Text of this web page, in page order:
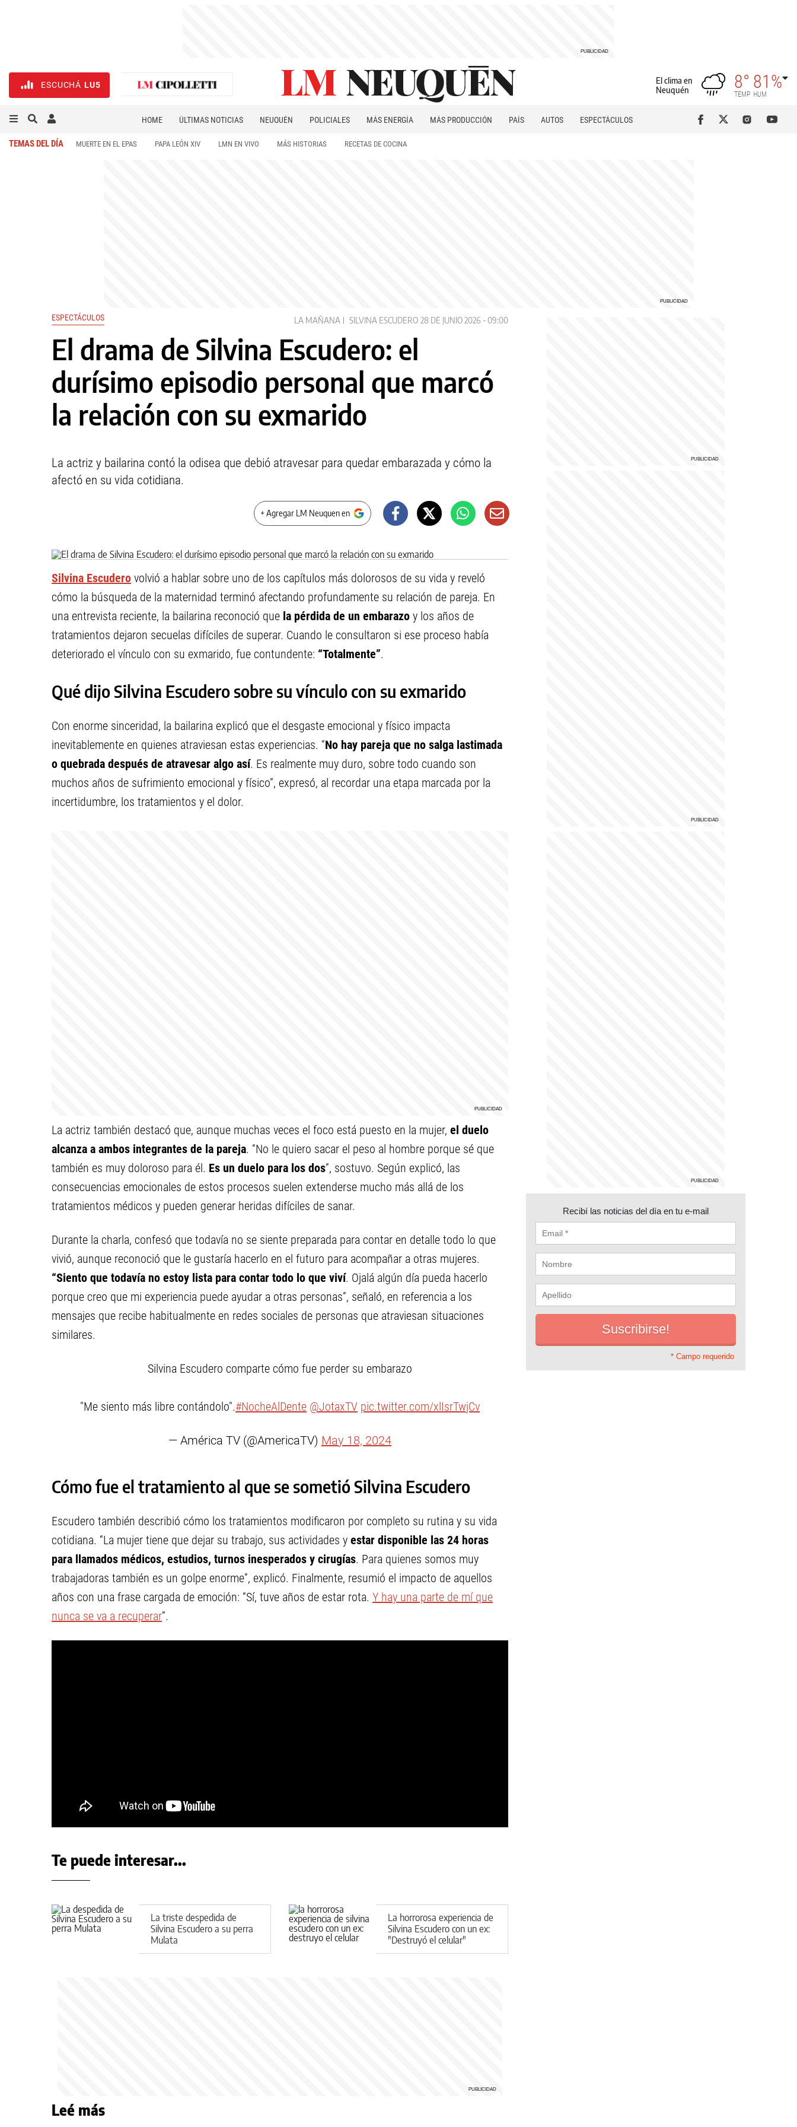
ESCUCHÁ LU5
El clima en
Neuquén
8°
TEMP
81%
HUM
HOME ÚLTIMAS NOTICIAS NEUQUÉN POLICIALES MÁS ENERGÍA MÁS PRODUCCIÓN PAÍS AUTOS
ESPECTÁCULOS
TEMAS DEL DÍA MUERTE EN EL EPAS PAPA LEÓN XIV LMN EN VIVO MÁS HISTORIAS RECETAS DE COCINA
ESPECTÁCULOS LA MAÑANA SILVINA ESCUDERO 28 DE JUNIO 2026 - 09:00
El drama de Silvina Escudero: el
durísimo episodio personal que marcó
la relación con su exmarido
La actriz y bailarina contó la odisea que debió atravesar para quedar embarazada y cómo la
afectó en su vida cotidiana.
+ Agregar LM Neuquen en
Silvina Escudero volvió a hablar sobre uno de los capítulos más dolorosos de su vida y reveló
cómo la búsqueda de la maternidad terminó afectando profundamente su relación de pareja. En
una entrevista reciente, la bailarina reconoció que la pérdida de un embarazo y los años de
tratamientos dejaron secuelas difíciles de superar. Cuando le consultaron si ese proceso había
deteriorado el vínculo con su exmarido, fue contundente: “Totalmente”.
Qué dijo Silvina Escudero sobre su vínculo con su exmarido
Con enorme sinceridad, la bailarina explicó que el desgaste emocional y físico impacta
inevitablemente en quienes atraviesan estas experiencias. “No hay pareja que no salga lastimada
o quebrada después de atravesar algo así. Es realmente muy duro, sobre todo cuando son
muchos años de sufrimiento emocional y físico”, expresó, al recordar una etapa marcada por la
incertidumbre, los tratamientos y el dolor.
La actriz también destacó que, aunque muchas veces el foco está puesto en la mujer, el duelo
alcanza a ambos integrantes de la pareja. “No le quiero sacar el peso al hombre porque sé que
también es muy doloroso para él. Es un duelo para los dos”, sostuvo. Según explicó, las
consecuencias emocionales de estos procesos suelen extenderse mucho más allá de los
tratamientos médicos y pueden generar heridas difíciles de sanar.
Durante la charla, confesó que todavía no se siente preparada para contar en detalle todo lo que
vivió, aunque reconoció que le gustaría hacerlo en el futuro para acompañar a otras mujeres.
“Siento que todavía no estoy lista para contar todo lo que viví. Ojalá algún día pueda hacerlo
porque creo que mi experiencia puede ayudar a otras personas”, señaló, en referencia a los
mensajes que recibe habitualmente en redes sociales de personas que atraviesan situaciones
similares.
Silvina Escudero comparte cómo fue perder su embarazo
"Me siento más libre contándolo".#NocheAlDente @JotaxTV pic.twitter.com/xlIsrTwjCv
— América TV (@AmericaTV) May 18, 2024
Cómo fue el tratamiento al que se sometió Silvina Escudero
Escudero también describió cómo los tratamientos modificaron por completo su rutina y su vida
cotidiana. “La mujer tiene que dejar su trabajo, sus actividades y estar disponible las 24 horas
para llamados médicos, estudios, turnos inesperados y cirugías. Para quienes somos muy
trabajadoras también es un golpe enorme”, explicó. Finalmente, resumió el impacto de aquellos
años con una frase cargada de emoción: “Sí, tuve años de estar rota. Y hay una parte de mí que
nunca se va a recuperar”.
Te puede interesar...
La triste despedida de
Silvina Escudero a su perra
Mulata
La horrorosa experiencia de
Silvina Escudero con un ex:
"Destruyó el celular"
Recibí las noticias del día en tu e-mail
* Campo requerido
Leé más